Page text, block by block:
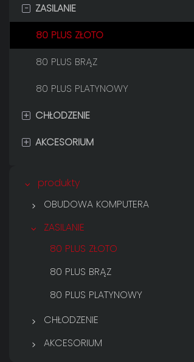
ZERO
MRÓZ
SKRZYDŁO
LUMIA
ISTOTA
-
ZASILANIE
80 PLUS ZŁOTO
80 PLUS BRĄZ
80 PLUS PLATYNOWY
+ CHŁODZENIE
CHŁODZENIE CIECZOWE
CHŁODZENIE POWIETRZNE
PROCESORA
WENTYLATOR OBUDOWY
+ AKCESORIUM
produkty
OBUDOWA KOMPUTERA
ZERO
MRÓZ
SKRZYDŁO
LUMIA
ISTOTA
ZASILANIE
80 PLUS ZŁOTO
80 PLUS BRĄZ
80 PLUS PLATYNOWY
CHŁODZENIE
CHŁODZENIE CIECZOWE
AKCESORIUM